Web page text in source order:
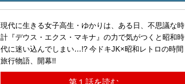
現代に生きる女子高生・ゆかりは、ある日、不思議な時
計『デウス・エクス・マキナ』の力で気がつくと昭和時
代に迷い込んでしまい…!? 今ドキJK×昭和レトロの時間
旅行物語、開幕!!